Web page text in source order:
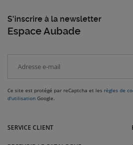
S'inscrire à la newsletter
Espace Aubade
Ce site est protégé par reCaptcha et les règles de
d'utilisation Google.
Rodez, Toulouse, Cabestany, Montauban,
SERVICE CLIENT